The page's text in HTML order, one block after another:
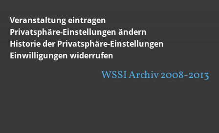
Veranstaltung eintragen
Privatsphäre-Einstellungen ändern
Historie der Privatsphäre-Einstellungen
Einwilligungen widerrufen
WSSI Archiv 2008-2013